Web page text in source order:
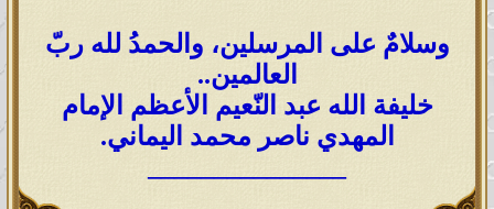
وسلامٌ على المرسلين، والحمدُ لله ربّ
العالمين..
خليفة الله عبد النّعيم الأعظم الإمام
المهدي ناصر محمد اليماني.